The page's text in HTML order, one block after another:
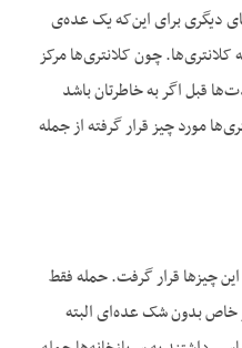
دیگری برای این‌که یک عده‌ی
کلانتری‌ها. چون کلانتری‌ها مرکز
قبل اگر به خاطرتان باشد
مورد چیز قرار گرفته از جمله
چیزها قرار گرفت. حمله فقط
خاص بدون شک عده‌ای البته